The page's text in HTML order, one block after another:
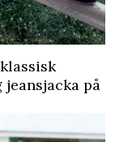
på